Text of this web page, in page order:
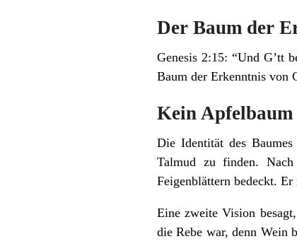
Der Baum der
Genesis 2:15: “Und G’tt
Baum der Erkenntnis von
Kein Apfelbaum
Die Identität des
Talmud zu finden.
Feigenblättern bedeckt.
Eine zweite Vision
die Rebe war, denn Wein